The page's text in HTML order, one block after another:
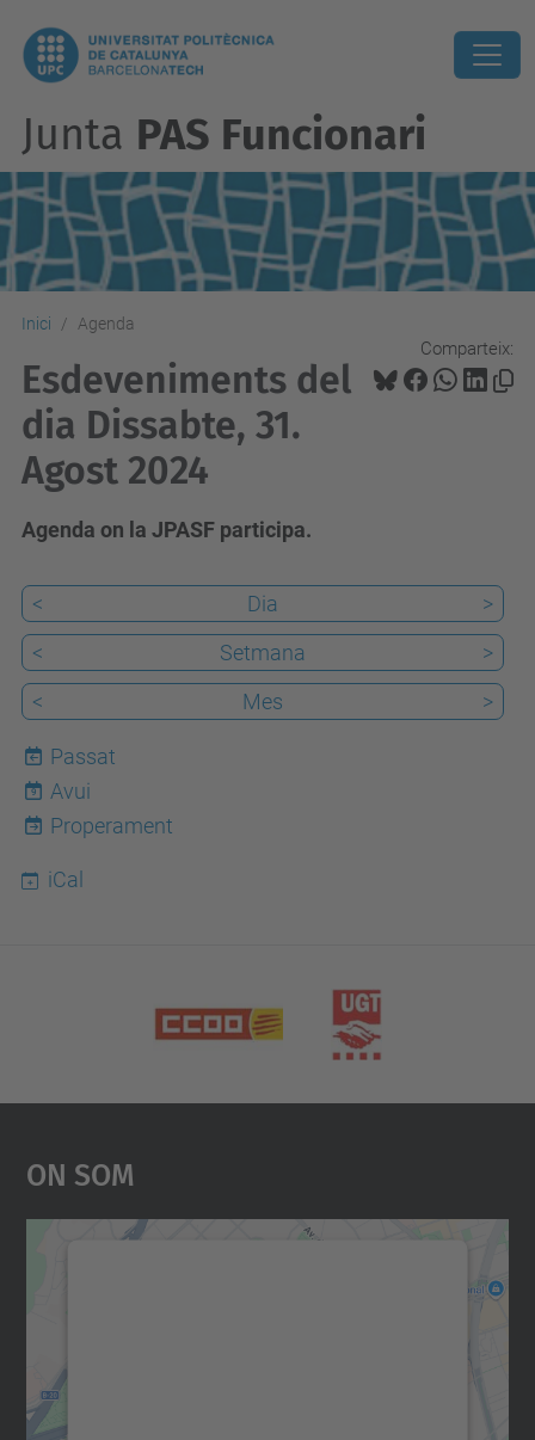
Junta PAS Funcionari
Inici Agenda
Comparteix:
Esdeveniments del
dia Dissabte, 31.
Agost 2024
Agenda on la JPASF participa.
< Dia
>
<
Setmana
>
<
Mes >
Passat
9
Avui
Properament
iCal
On Som